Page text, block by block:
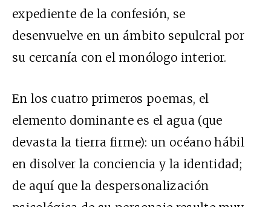
expediente de la confesión, se
desenvuelve en un ámbito sepulcral por
su cercanía con el monólogo interior.
En los cuatro primeros poemas, el
elemento dominante es el agua (que
devasta la tierra firme): un océano hábil
en disolver la conciencia y la identidad;
de aquí que la despersonalización